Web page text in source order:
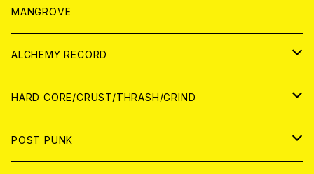
WORLD
アパレル
PATCH
アナログ
DIGITAL CONTENTS
MANGROVE
ALCHEMY RECORD
CD
ANALOG
HARD CORE/CRUST/THRASH/GRIND
JAPAN
POST PUNK